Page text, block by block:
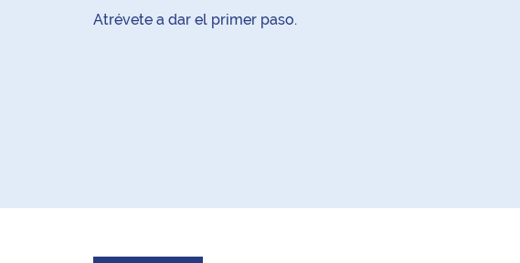
Atrévete a dar el primer paso.